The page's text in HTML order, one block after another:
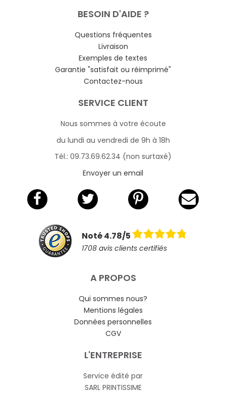
BESOIN D'AIDE ?
Questions fréquentes
Livraison
Exemples de textes
Garantie "satisfait ou réimprimé"
Contactez-nous
SERVICE CLIENT
Nous sommes à votre écoute
du lundi au vendredi de 9h à 18h
Tél.: 09.73.69.62.34 (non surtaxé)
Envoyer un email
Noté 4.78/5
1708 avis clients certifiés
A PROPOS
Qui sommes nous?
Mentions légales
Données personnelles
CGV
L'ENTREPRISE
Service édité par
SARL PRINTISSIME